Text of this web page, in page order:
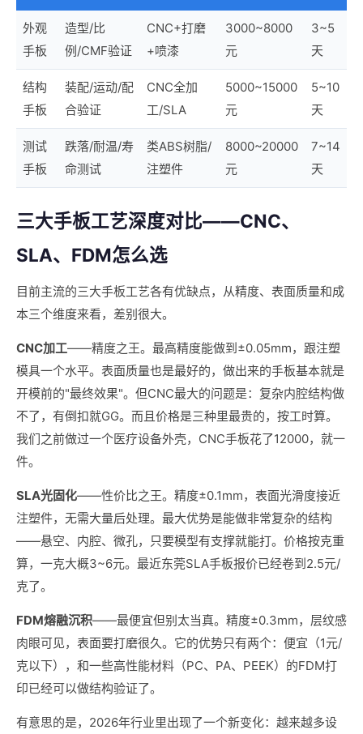
外观
手板
造型/比
例/CMF验证
CNC+打磨
+喷漆
3000~8000
元
3~5
天
结构
手板
装配/运动/配
合验证
CNC全加
工/SLA
5000~15000
元
5~10
天
测试
手板
跌落/耐温/寿
命测试
类ABS树脂/
注塑件
8000~20000
元
7~14
天
三大手板工艺深度对比——CNC、
SLA、FDM怎么选
目前主流的三大手板工艺各有优缺点，从精度、表面质量和成
本三个维度来看，差别很大。
CNC加工——精度之王。最高精度能做到±0.05mm，跟注塑
模具一个水平。表面质量也是最好的，做出来的手板基本就是
开模前的"最终效果"。但CNC最大的问题是：复杂内腔结构做
不了，有倒扣就GG。而且价格是三种里最贵的，按工时算。
我们之前做过一个医疗设备外壳，CNC手板花了12000，就一
件。
SLA光固化——性价比之王。精度±0.1mm，表面光滑度接近
注塑件，无需大量后处理。最大优势是能做非常复杂的结构
——悬空、内腔、微孔，只要模型有支撑就能打。价格按克重
算，一克大概3~6元。最近东莞SLA手板报价已经卷到2.5元/
克了。
FDM熔融沉积——最便宜但别太当真。精度±0.3mm，层纹感
肉眼可见，表面要打磨很久。它的优势只有两个：便宜（1元/
克以下），和一些高性能材料（PC、PA、PEEK）的FDM打
印已经可以做结构验证了。
有意思的是，2026年行业里出现了一个新变化：越来越多设